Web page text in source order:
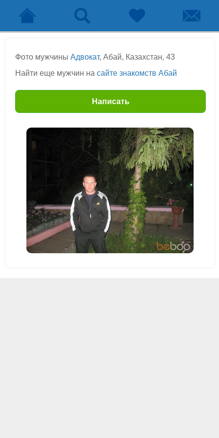
Фото мужчины Адвокат, Абай, Казахстан, 43
Найти еще мужчин на сайте знакомств Абай
Написать